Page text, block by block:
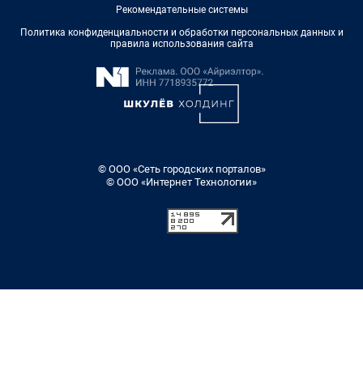
Рекомендательные системы
Политика конфиденциальности и обработки персональных данных и
правила использования сайта
© ООО «Сеть городских порталов»
© ООО «Интернет Технологии»